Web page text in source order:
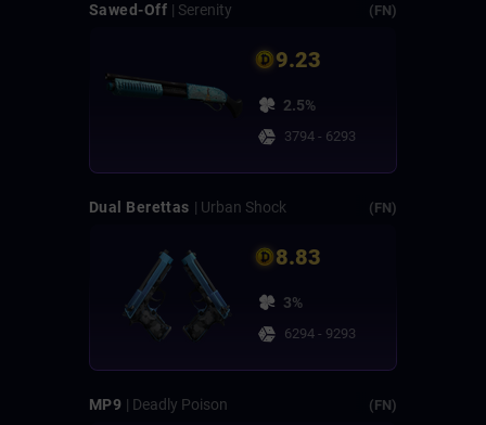
Sawed-Off | Serenity (FN)
9.23
2.5%
3794 - 6293
Dual Berettas | Urban Shock (FN)
8.83
3%
6294 - 9293
MP9 | Deadly Poison (FN)